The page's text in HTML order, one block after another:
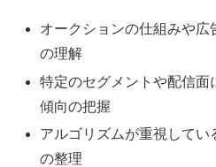
オークションの仕組みや広
の理解
特定のセグメントや配信面
傾向の把握
アルゴリズムが重視して
の整理